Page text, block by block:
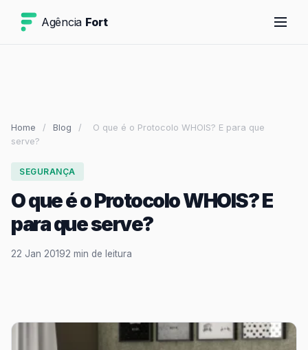
Agência Fort
Home / Blog /
O que é o Protocolo WHOIS? E para que
serve?
SEGURANÇA
O que é o Protocolo WHOIS? E
para que serve?
22 Jan 20192 min de leitura